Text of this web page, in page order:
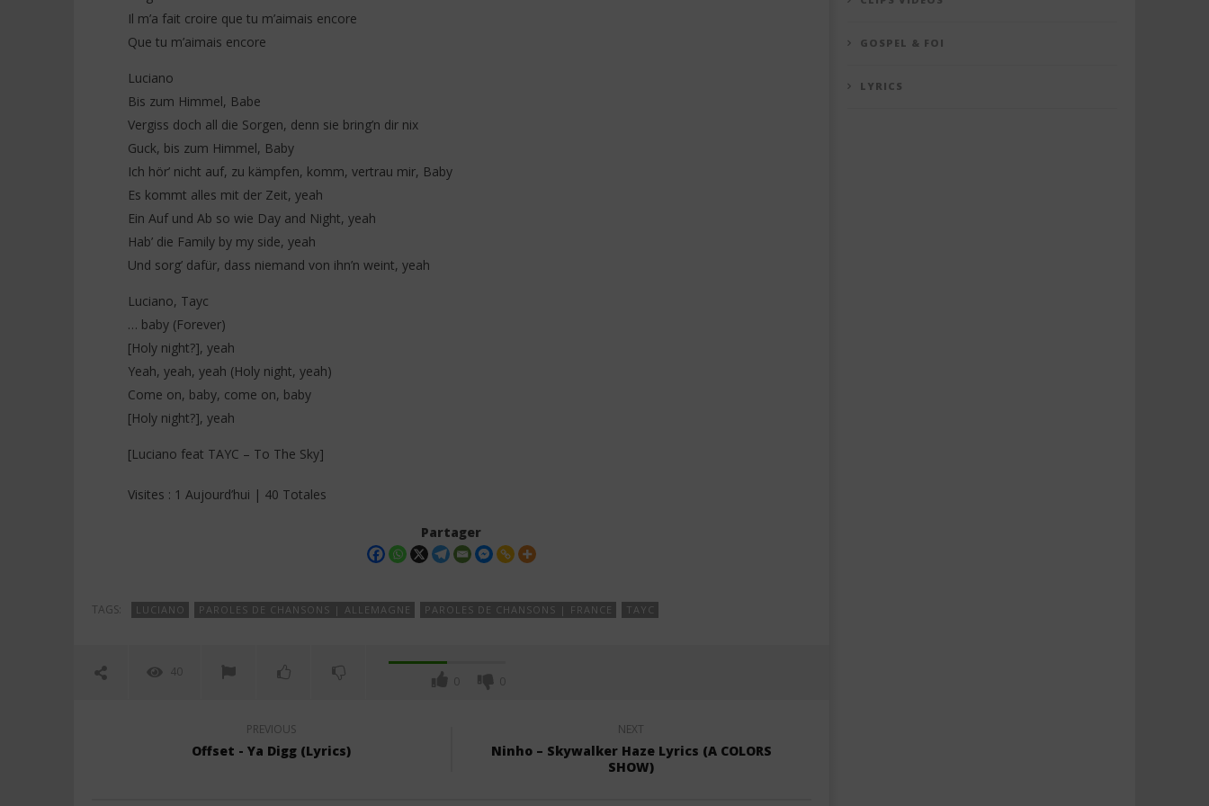
Il m’a fait croire que tu m’aimais encore
Que tu m’aimais encore
Luciano
Bis zum Himmel, Babe
Vergiss doch all die Sorgen, denn sie bring’n dir nix
Guck, bis zum Himmel, Baby
Ich hör’ nicht auf, zu kämpfen, komm, vertrau mir, Baby
Es kommt alles mit der Zeit, yeah
Ein Auf und Ab so wie Day and Night, yeah
Hab’ die Family by my side, yeah
Und sorg’ dafür, dass niemand von ihn’n weint, yeah
Luciano, Tayc
… baby (Forever)
[Holy night?], yeah
Yeah, yeah, yeah (Holy night, yeah)
Come on, baby, come on, baby
[Holy night?], yeah
[Luciano feat TAYC – To The Sky]
Visites : 1 Aujourd’hui | 40 Totales
Partager
TAGS: LUCIANO PAROLES DE CHANSONS | ALLEMAGNE PAROLES DE CHANSONS | FRANCE TAYC
40
0 0
PREVIOUS
Offset - Ya Digg (Lyrics)
NEXT
Ninho – Skywalker Haze Lyrics (A COLORS
SHOW)
GOSPEL & FOI
LYRICS